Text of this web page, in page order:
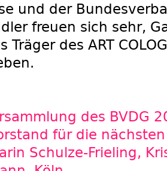
und der
freuen sich sehr,
Träger des ART
des BVDG